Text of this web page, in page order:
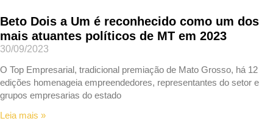
Beto Dois a Um é reconhecido como um dos
mais atuantes políticos de MT em 2023
30/09/2023
O Top Empresarial, tradicional premiação de Mato Grosso, há 12
edições homenageia empreendedores, representantes do setor e
grupos empresarias do estado
Leia mais »